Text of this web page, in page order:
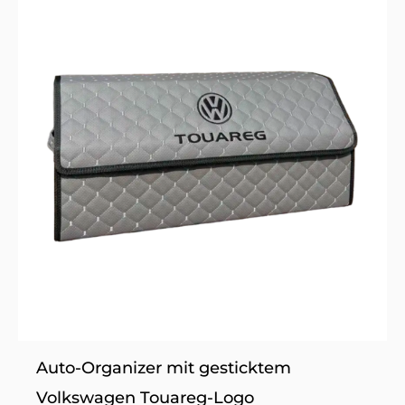
Auto-Organizer mit gesticktem
Volkswagen Touareg-Logo
mehrere
Varianten
auf.
Die
Optionen
können
auf